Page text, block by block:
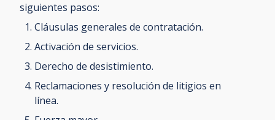
siguientes pasos:
Cláusulas generales de contratación.
Activación de servicios.
Derecho de desistimiento.
Reclamaciones y resolución de litigios en
línea.